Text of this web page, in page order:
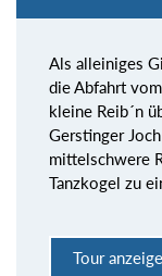
Als alleiniges
die Abfahrt
kleine Reib´n
Gerstinger
mittelschwere
Tanzkogel zu
Tour